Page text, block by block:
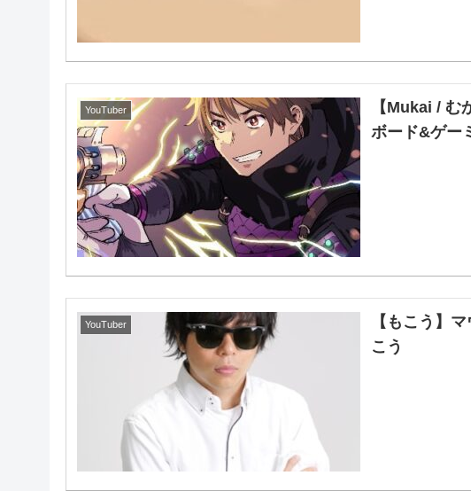
YouTuber
【Mukai /
ボード&ゲー
YouTuber
【もこう】
こう